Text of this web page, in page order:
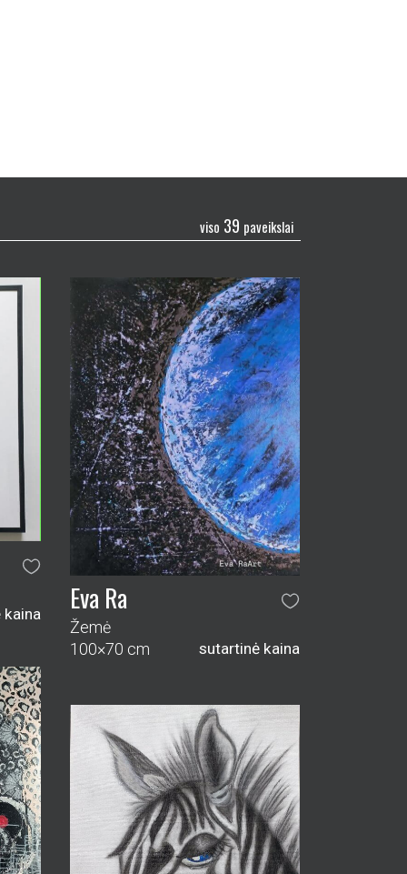
viso 39 paveikslai
kaina Eva Ra
Žemė
100×70 cm
sutartinė kaina